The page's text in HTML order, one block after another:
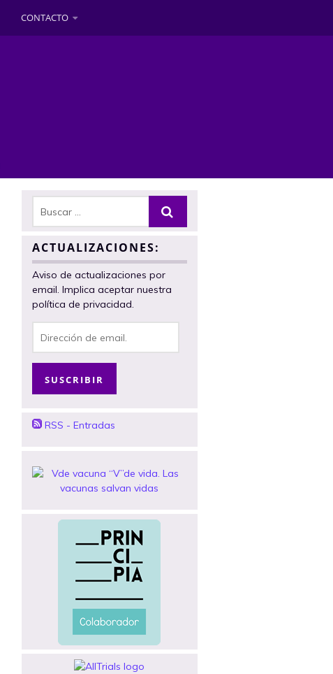
CONTACTO
ACTUALIZACIONES:
Aviso de actualizaciones por
email. Implica aceptar nuestra
política de privacidad.
de
SUSCRIBIR
RSS - Entradas